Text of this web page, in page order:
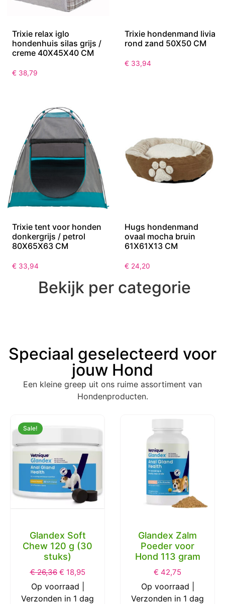
Trixie relax iglo
hondenhuis silas grijs /
creme 40X45X40 CM
€ 38,79
Trixie hondenmand livia
rond zand 50X50 CM
€ 33,94
Trixie tent voor honden
donkergrijs / petrol
80X65X63 CM
€ 33,94
Hugs hondenmand
ovaal mocha bruin
61X61X13 CM
€ 24,20
Bekijk per categorie
Speciaal geselecteerd voor
jouw Hond
Een kleine greep uit ons ruime assortiment van
Hondenproducten.
Glandex Zalm
Poeder voor
Hond 113 gram
€42,75
Op voorraad |
Verzonden in 1 dag
Chuckit Ultra Ball
S 5 cm 2 Pack
€
Op voorraad |